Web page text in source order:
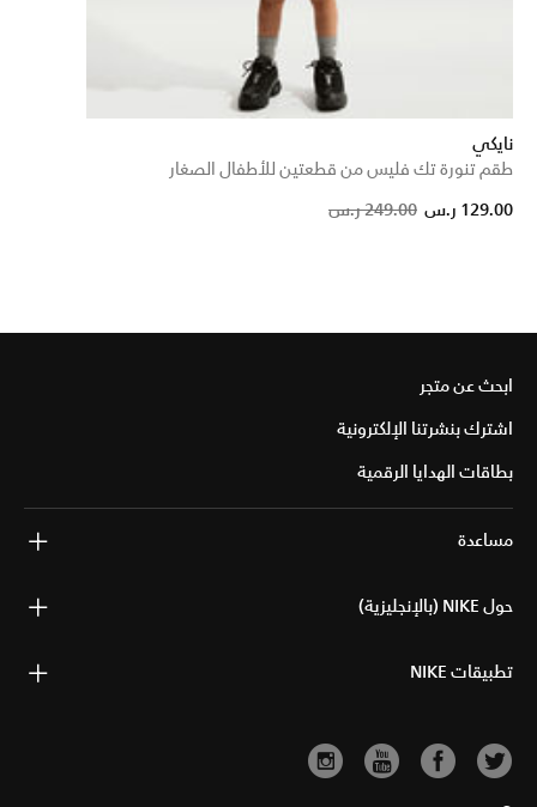
نايكي
طقم تنورة تك فليس من قطعتين للأطفال الصغار
Price reduced from
249.00 ر.س
to 129.00 ر.س
ابحث عن متجر
اشترك بنشرتنا الإلكترونية
بطاقات الهدايا الرقمية
مساعدة
حول NIKE (بالإنجليزية)
تطبيقات NIKE